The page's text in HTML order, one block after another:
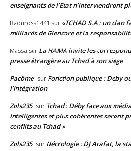
enseignants de l’Etat n’interviendront
Baduross1441 sur «TCHAD S.A : un clan
milliards de Glencore et la
Massa sur La HAMA invite les
presse étrangère au Tchad à son siège
Pacôme sur Fonction publique : Deby
l’intégration
Zols235 sur Tchad : Déby face aux
intelligentes et plus cohérentes seront
conflits au Tchad »
Zols235 sur Nécrologie : DJ Arafat, la